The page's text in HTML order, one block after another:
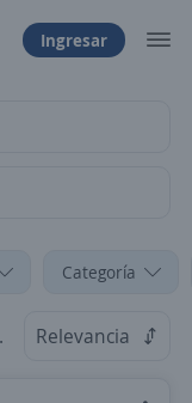
Ingresar
Categoría
Relevancia